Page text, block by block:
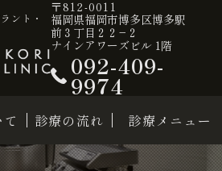
ント・
〒812-0011
福岡県福岡市博多区博多駅
前３丁目２２−２
ナインアワーズビル 1階
092-409-
9974
診療の流れ 診療メニュー